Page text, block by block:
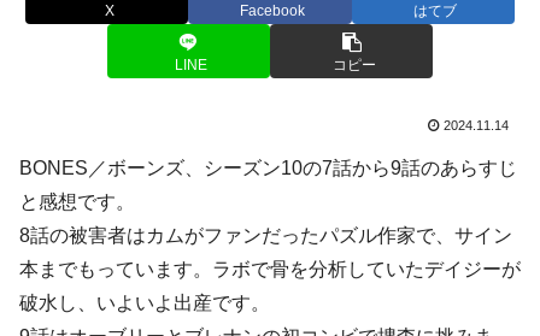
X Facebook はてブ
LINE コピー
2024.11.14
BONES／ボーンズ、シーズン10の7話から9話のあらすじ
と感想です。
8話の被害者はカムがファンだったパズル作家で、サイン
本までもっています。ラボで骨を分析していたデイジーが
破水し、いよいよ出産です。